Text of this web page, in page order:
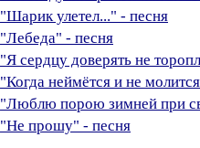
"Шарик улетел..." - песня
"Лебеда" - песня
"Я сердцу доверять не
"Когда неймётся и не
"Люблю порою зимней при
"Не прошу" - песня